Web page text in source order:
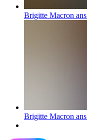
Brigitte Macron
Brigitte Macron